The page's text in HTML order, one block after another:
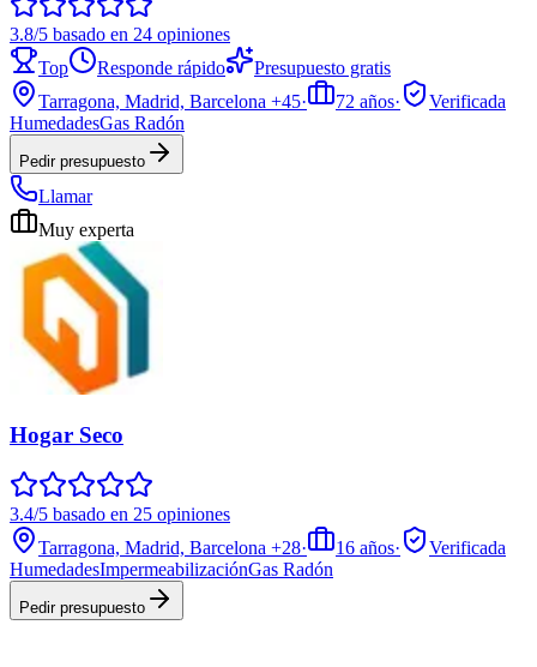
3.8/5 basado en 24 opiniones
Top
Responde rápido
Presupuesto gratis
Tarragona, Madrid, Barcelona +45· 72 años·
Verificada
HumedadesGas Radón
Pedir presupuesto
Llamar
Muy experta
Hogar Seco
3.4/5 basado en 25 opiniones
Tarragona, Madrid, Barcelona +28· 16 años·
Verificada
HumedadesImpermeabilizaciónGas Radón
Pedir presupuesto